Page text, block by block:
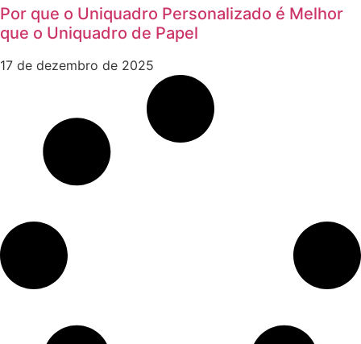
Por que o Uniquadro Personalizado é Melhor
que o Uniquadro de Papel
17 de dezembro de 2025